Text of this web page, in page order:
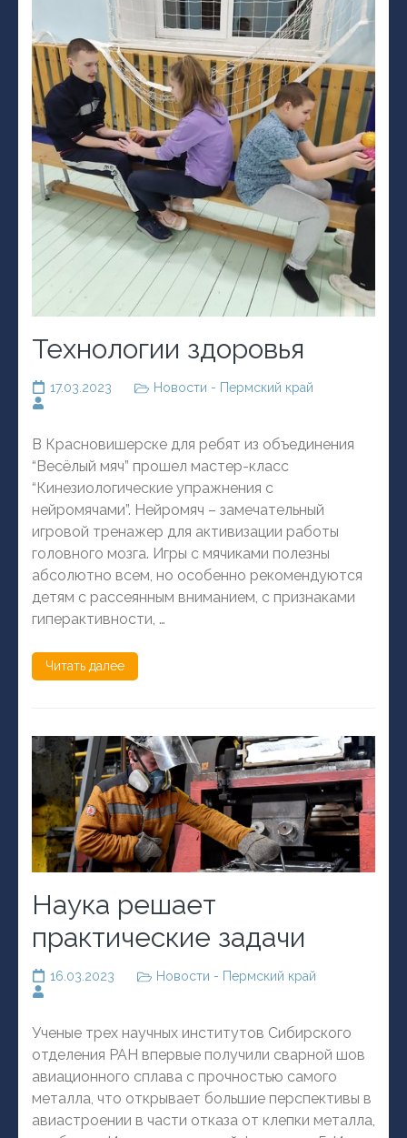
Технологии здоровья
17.03.2023 Новости - Пермский край
В Красновишерске для ребят из объединения
“Весёлый мяч” прошел мастер-класс
“Кинезиологические упражнения с
нейромячами”. Нейромяч – замечательный
игровой тренажер для активизации работы
головного мозга. Игры с мячиками полезны
абсолютно всем, но особенно рекомендуются
детям с рассеянным вниманием, с признаками
гиперактивности, …
Читать далее
Наука решает
практические задачи
16.03.2023 Новости - Пермский край
Ученые трех научных институтов Сибирского
отделения РАН впервые получили сварной шов
авиационного сплава с прочностью самого
металла, что открывает большие перспективы в
авиастроении в части отказа от клепки металла,